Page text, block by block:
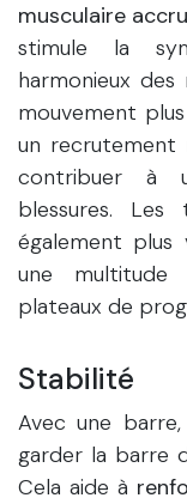
musculaire
stimule la
harmonieux des
mouvement
un recrutement
contribuer à
blessures. Les
également plus
une multitude
plateaux de
Stabilité
Avec une
garder la barre
Cela aide à